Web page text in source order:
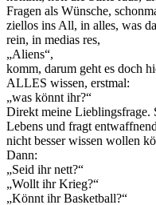
Fragen als Wünsche,
ziellos ins All, in alles, was
rein, in medias res,
„Aliens“,
komm, darum geht es doch
ALLES wissen, erstmal:
„was könnt ihr?“
Direkt meine Lieblingsfrage.
Lebens und fragt
nicht besser wissen wollen
Dann:
„Seid ihr nett?“
„Wollt ihr Krieg?“
„Könnt ihr Basketball?“